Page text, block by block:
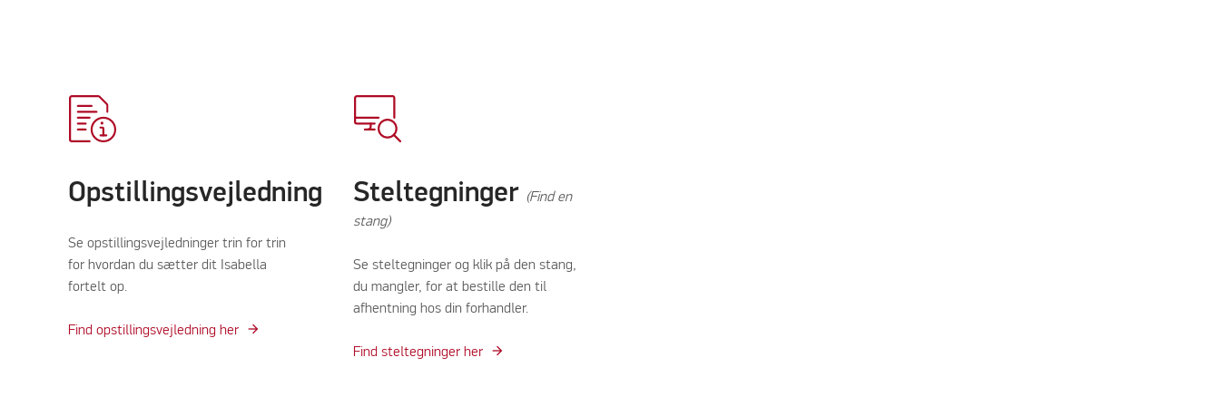
Opstillingsvejledning
Se opstillingsvejledninger trin for trin
for hvordan du sætter dit Isabella
fortelt op.
Find opstillingsvejledning her
Steltegninger (Find en
stang)
Se steltegninger og klik på den stang,
du mangler, for at bestille den til
afhentning hos din forhandler.
Find steltegninger her